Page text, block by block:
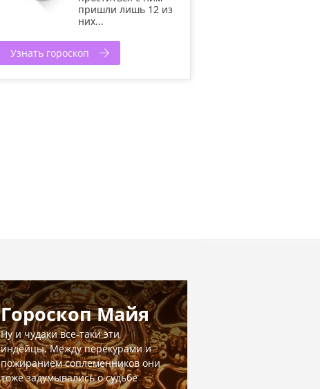
пришли лишь 12 из
них...
Узнать гороскоп
Гороскоп Майя
Ну и чудаки все-таки эти
индейцы. Между перекурами и
пожиранием соплеменников они
тоже задумывались о судьбе